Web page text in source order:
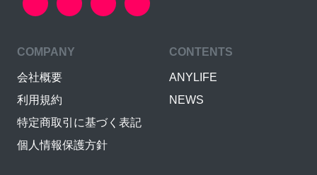
COMPANY
会社概要
利用規約
特定商取引に基づく表記
個人情報保護方針
CONTENTS
ANYLIFE
NEWS